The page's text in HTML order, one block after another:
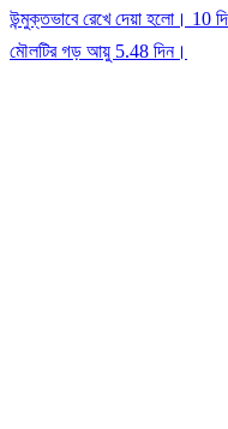
উন্মুক্তভাবে রেখে দেয়া হলো। 10
মৌলটির গড় আয়ু 5.48 দিন।